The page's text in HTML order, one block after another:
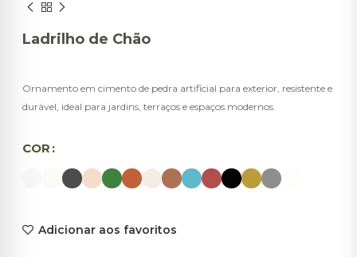
Ladrilho de Chão
Ornamento em cimento de pedra artificial para exterior, resistente e
durável, ideal para jardins, terraços e espaços modernos.
COR
Adicionar aos favoritos